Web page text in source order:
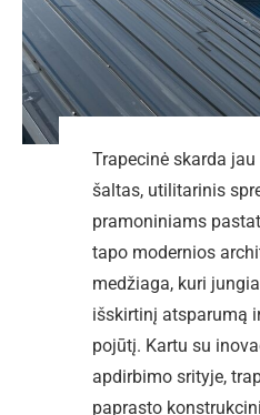
Trapecinė skarda
šaltas, utilitarinis
pramoniniams
tapo modernios
medžiaga, kuri
išskirtinį atsparumą
pojūtį. Kartu su
apdirbimo srityje,
paprasto